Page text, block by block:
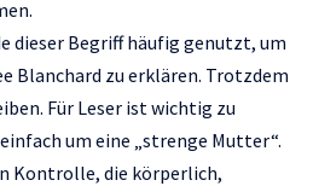
dieser Begriff häufig genutzt, um
Blanchard zu erklären. Trotzdem
Für Leser ist wichtig zu
um eine „strenge Mutter“.
Kontrolle, die körperlich,